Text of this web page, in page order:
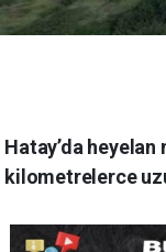
Hatay’da
kilometrelerce